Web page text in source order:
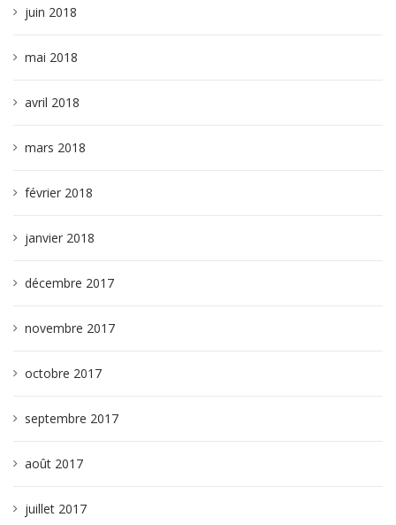
juin 2018
mai 2018
avril 2018
mars 2018
février 2018
janvier 2018
décembre 2017
novembre 2017
octobre 2017
septembre 2017
août 2017
juillet 2017